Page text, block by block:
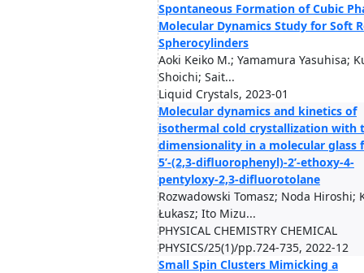
Spontaneous Formation of Cubic
Molecular Dynamics Study for Soft
Spherocylinders
Aoki Keiko M.; Yamamura Yasuhisa;
Shoichi; Sait...
Liquid Crystals, 2023-01
Molecular dynamics and kinetics of
isothermal cold crystallization with
dimensionality in a molecular glass
5’-(2,3-difluorophenyl)-2’-ethoxy-4-
pentyloxy-2,3-difluorotolane
Rozwadowski Tomasz; Noda Hiroshi;
Łukasz; Ito Mizu...
PHYSICAL CHEMISTRY CHEMICAL
PHYSICS/25(1)/pp.724-735, 2022-12
Small Spin Clusters Mimicking a